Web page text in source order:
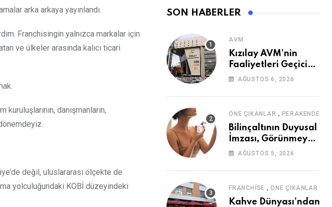
arka arkaya yayınlandı.
Franchisingin yalnızca markalar için
ve ülkeler arasında kalıcı ticari
danışmanların,
değil, uluslararası ölçekte de
yolculuğundaki KOBİ düzeyindeki
SON HABERLER
AVM
Kızılay AVM’nin
Faaliyetleri Geçici
Olarak Durduruldu
AĞUSTOS 6, 2026
ÖNE ÇIKANLAR , PERAKENDE
Bilinçaltının Duyusal
İmzası, Görünmeyen
GüçAĞUSTOS 5, 2026
FRANCHISE ,ÖNE ÇIKANLAR
Kahve Dünyası’ndan